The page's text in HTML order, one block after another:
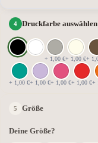
Druckfarbe auswählen
+ 1,00 €+ 1,00 €+
+ 1,00 €+ 1,00 €+ 1,00 €+ 1,00 €+
Größe
Deine Größe?